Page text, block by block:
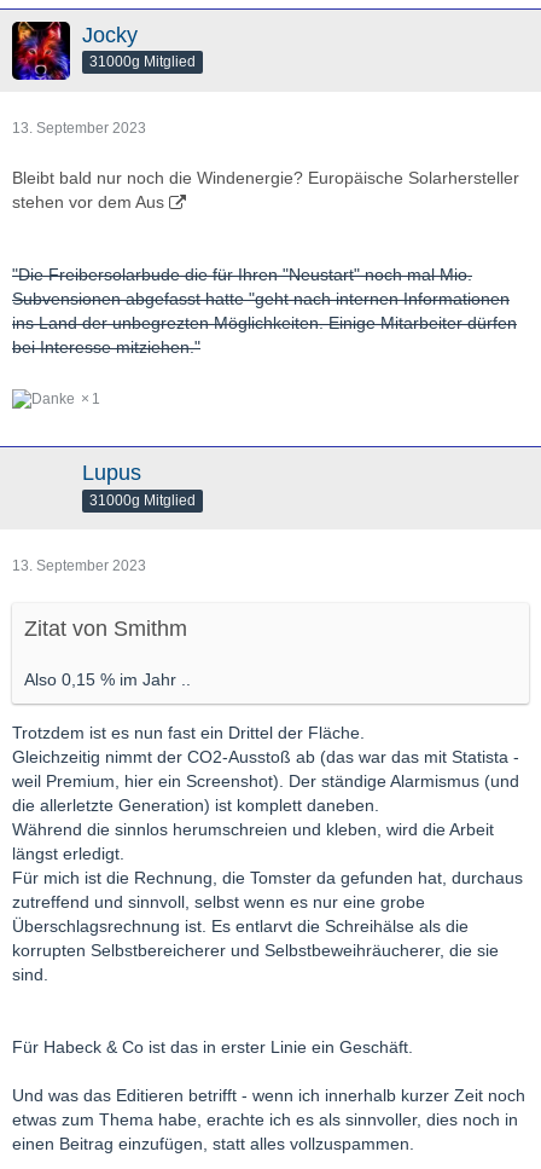
Jocky
31000g Mitglied
13. September 2023
Bleibt bald nur noch die Windenergie? Europäische Solarhersteller
stehen vor dem Aus
"Die Freibersolarbude die für Ihren "Neustart" noch mal Mio.
Subvensionen abgefasst hatte "geht nach internen Informationen
ins Land der unbegrezten Möglichkeiten. Einige Mitarbeiter dürfen
bei Interesse mitziehen."
1
Lupus
31000g Mitglied
13. September 2023
Zitat von Smithm
Also 0,15 % im Jahr ..
Trotzdem ist es nun fast ein Drittel der Fläche.
Gleichzeitig nimmt der CO2-Ausstoß ab (das war das mit Statista -
weil Premium, hier ein Screenshot). Der ständige Alarmismus (und
die allerletzte Generation) ist komplett daneben.
Während die sinnlos herumschreien und kleben, wird die Arbeit
längst erledigt.
Für mich ist die Rechnung, die Tomster da gefunden hat, durchaus
zutreffend und sinnvoll, selbst wenn es nur eine grobe
Überschlagsrechnung ist. Es entlarvt die Schreihälse als die
korrupten Selbstbereicherer und Selbstbeweihräucherer, die sie
sind.
Für Habeck & Co ist das in erster Linie ein Geschäft.
Und was das Editieren betrifft - wenn ich innerhalb kurzer Zeit noch
etwas zum Thema habe, erachte ich es als sinnvoller, dies noch in
einen Beitrag einzufügen, statt alles vollzuspammen.